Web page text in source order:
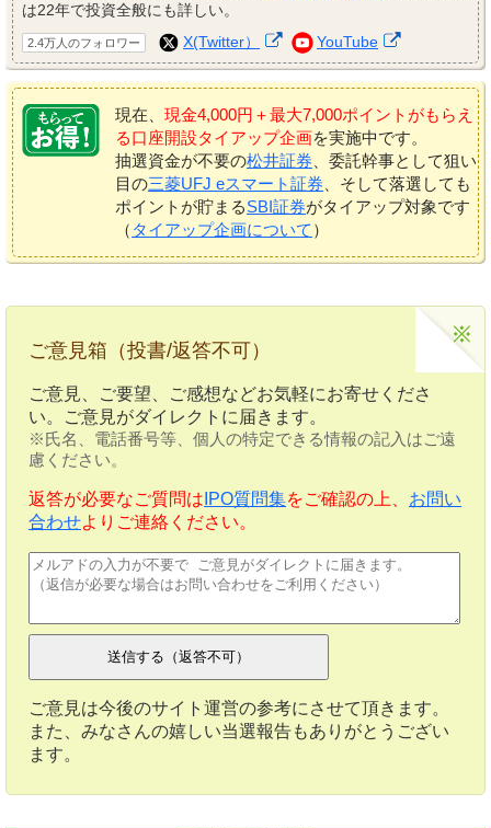
は22年で投資全般にも詳しい。
2.4万人のフォロワー X(Twitter） YouTube
現在、 現金4,000円＋最大7,000ポイントがもらえ
る口座開設タイアップ企画を実施中です。
抽選資金が不要の松井証券 、委託幹事として狙い
目の三菱UFJ eスマート証券 、そして落選しても
ポイントが貯まるSBI証券がタイアップ対象です
（ タイアップ企画について ）
ご意見箱（投書/返答不可）
ご意見、ご要望、ご感想などお気軽にお寄せくださ
い。ご意見がダイレクトに届きます。
※氏名、電話番号等、個人の特定できる情報の記入はご遠
慮ください。
返答が必要なご質問は IPO質問集をご確認の上、 お問い
合わせよりご連絡ください。
ご意見は今後のサイト運営の参考にさせて頂きます。
また、みなさんの嬉しい当選報告もありがとうござい
ます。